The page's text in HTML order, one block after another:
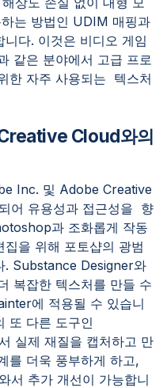
는 방법인 UDIM 매핑과
다. 이것은 비디오 게임
같은 분야에서 고급 프로
한 자주 사용되는 텍스처
Cloud와의
Inc. 및 Adobe Creative
어 유용성과 접근성을 향
과 조화롭게 작동
을 위해 포토샵의 광범
. Substance Designer와
복잡한 텍스처를 만들 수
에 적용될 수 있습니
또 다른 도구인
실제 재질을 캡처하고 만
를 더욱 풍부하게 하고,
서 추가 개선이 가능합니